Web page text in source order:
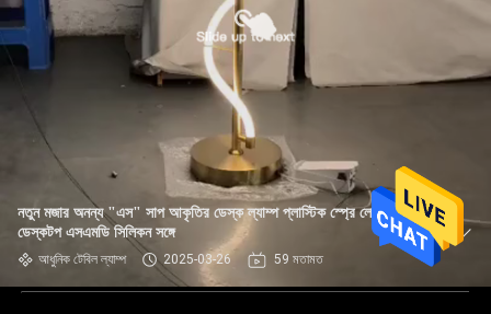
নতুন মজার অনন্য "এস" সাপ আকৃতির ডেস্ক ল্যাম্প প্লাস্টিক স্প্রে লোহা ফ্রেম
ডেস্কটপ এসএমডি সিলিকন সঙ্গে
আধুনিক টেবিল ল্যাম্প 2025-03-26 59 মতামত